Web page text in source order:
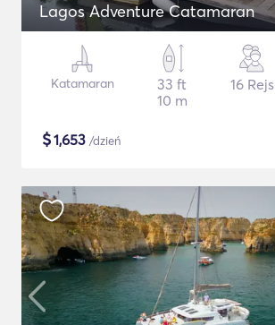
Lagos Adventure Catamaran
Katamaran
33 ft
10 m
16 Rejs
$1,653 /dzień